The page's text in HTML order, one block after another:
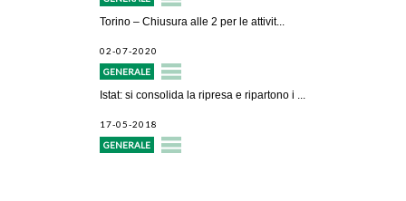
Torino – Chiusura alle 2 per le attivit...
02-07-2020
GENERALE
Istat: si consolida la ripresa e ripartono i ...
17-05-2018
GENERALE